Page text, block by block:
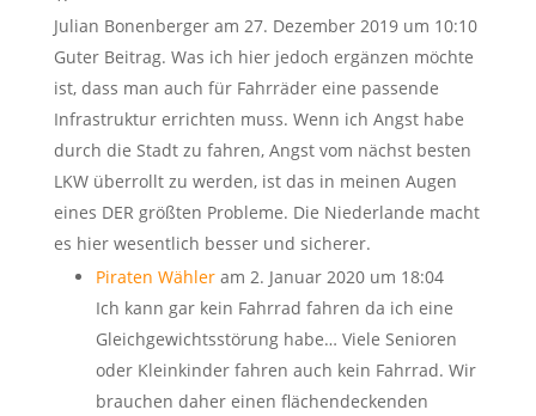
Julian Bonenberger am 27. Dezember 2019 um 10:10
Guter Beitrag. Was ich hier jedoch ergänzen möchte
ist, dass man auch für Fahrräder eine passende
Infrastruktur errichten muss. Wenn ich Angst habe
durch die Stadt zu fahren, Angst vom nächst besten
LKW überrollt zu werden, ist das in meinen Augen
eines DER größten Probleme. Die Niederlande macht
es hier wesentlich besser und sicherer.
Piraten Wähler am 2. Januar 2020 um 18:04
Ich kann gar kein Fahrrad fahren da ich eine
Gleichgewichtsstörung habe… Viele Senioren
oder Kleinkinder fahren auch kein Fahrrad. Wir
brauchen daher einen flächendeckenden